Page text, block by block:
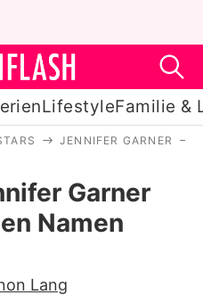
LifestyleFamilie &
Serien
JENNIFER GARNER
Garner
Namen
Lang